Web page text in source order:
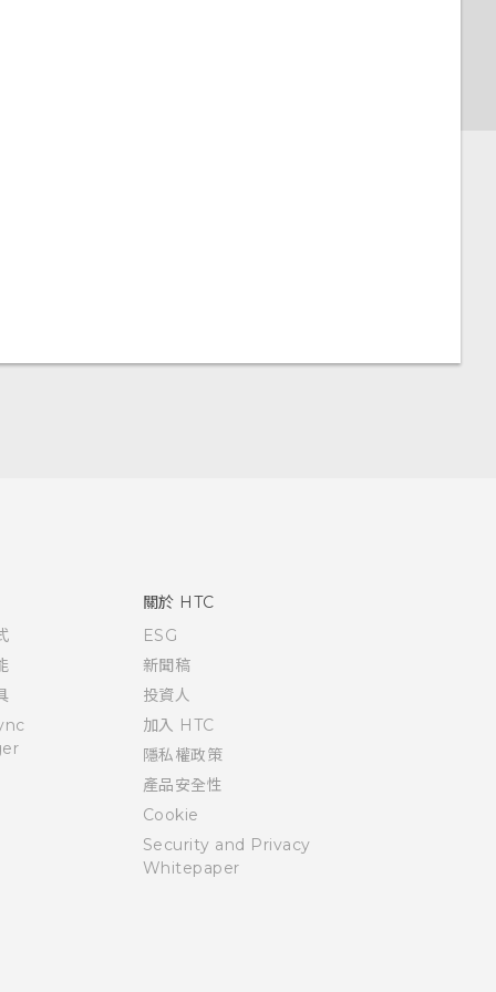
關於 HTC
ESG
新聞稿
投資人
加入 HTC
隱私權政策
產品安全性
Cookie
Security and Privacy
Whitepaper